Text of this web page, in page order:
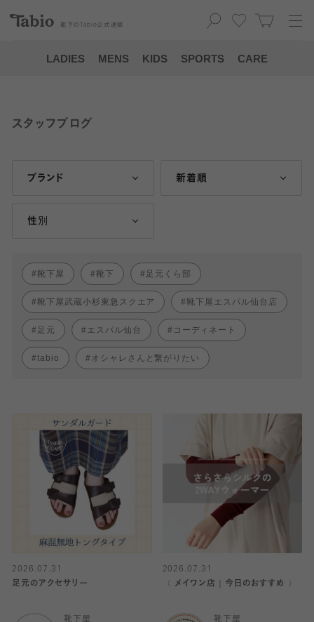
靴下の Tabio 公式通販
LADIES MENS KIDS SPORTS CARE
スタッフブログ
ブランド 新着順
性別
靴下屋 靴下 足元くら部
靴下屋武蔵小杉東急スクエア 靴下屋エスパル仙台店
足元 エスパル仙台 コーディネート
tabio オシャレさんと繋がりたい
2026.07.31
足元のアクセサリー
靴下屋
2026.07.31
〈 メイワン店｜今日のおすすめ 〉
靴下屋